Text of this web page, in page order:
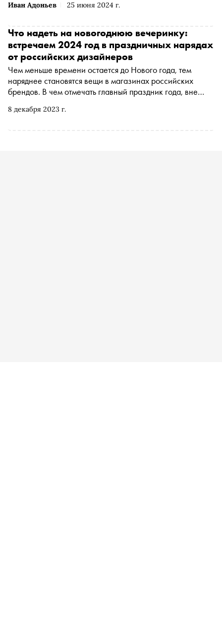
Иван Адоньев 25 июня 2024 г.
8 декабря 2023 г.
Что надеть на новогоднюю вечеринку:
встречаем 2024 год в праздничных нарядах
от российских дизайнеров
Чем меньше времени остается до Нового года, тем
наряднее становятся вещи в магазинах российских
брендов. В чем отмечать главный праздник года, вне
официальном событии или шумной вечеринке? Ответ на